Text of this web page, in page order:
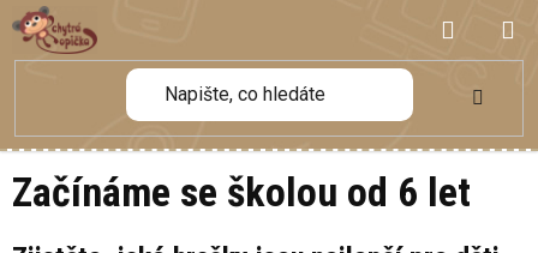
Přejít
na
obsah
KOŠÍK
Začínáme se školou od 6 let